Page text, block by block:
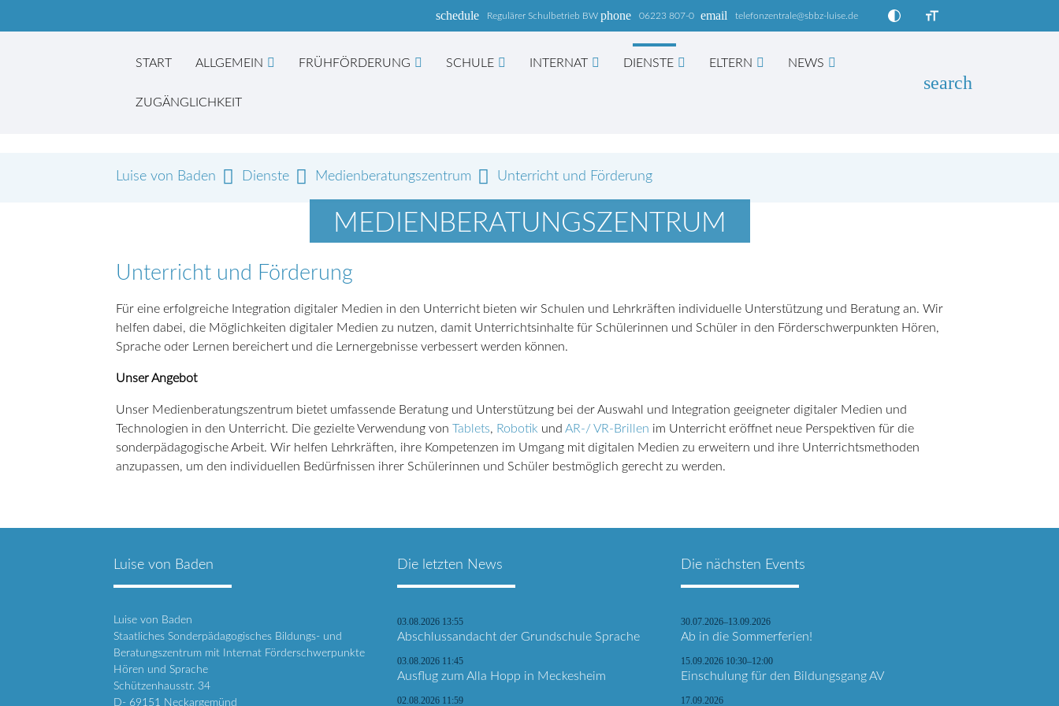
email telefonzentrale@sbbz-luise.de
phone 06223 807-0
schedule Regulärer Schulbetrieb BW
START ALLGEMEIN FRÜHFÖRDERUNG SCHULE INTERNAT DIENSTE ELTERN NEWS
ZUGÄNGLICHKEIT
search
Suchbegriffe
MEDIENBERATUNGSZENTRUM
Luise von Baden Dienste Medienberatungszentrum Unterricht und Förderung
Unterricht und Förderung
Für eine erfolgreiche Integration digitaler Medien in den Unterricht bieten wir Schulen und Lehrkräften individuelle Unterstützung und Beratung an. Wir
helfen dabei, die Möglichkeiten digitaler Medien zu nutzen, damit Unterrichtsinhalte für Schülerinnen und Schüler in den Förderschwerpunkten Hören,
Sprache oder Lernen bereichert und die Lernergebnisse verbessert werden können.
Unser Angebot
Unser Medienberatungszentrum bietet umfassende Beratung und Unterstützung bei der Auswahl und Integration geeigneter digitaler Medien und
Technologien in den Unterricht. Die gezielte Verwendung von Tablets, Robotik und AR-/ VR-Brillen im Unterricht eröffnet neue Perspektiven für die
sonderpädagogische Arbeit. Wir helfen Lehrkräften, ihre Kompetenzen im Umgang mit digitalen Medien zu erweitern und ihre Unterrichtsmethoden
anzupassen, um den individuellen Bedürfnissen ihrer Schülerinnen und Schüler bestmöglich gerecht zu werden.
Luise von Baden
Luise von Baden
Staatliches Sonderpädagogisches Bildungs- und
Beratungszentrum mit Internat Förderschwerpunkte
Hören und Sprache
Schützenhausstr. 34
D- 69151 Neckargemünd
Die letzten News
03.08.2026 13:55
Abschlussandacht der Grundschule Sprache
03.08.2026 11:45
Ausflug zum Alla Hopp in Meckesheim
02.08.2026 11:59
Die nächsten Events
30.07.2026–13.09.2026
Ab in die Sommerferien!
15.09.2026 10:30–12:00
Einschulung für den Bildungsgang AV
17.09.2026